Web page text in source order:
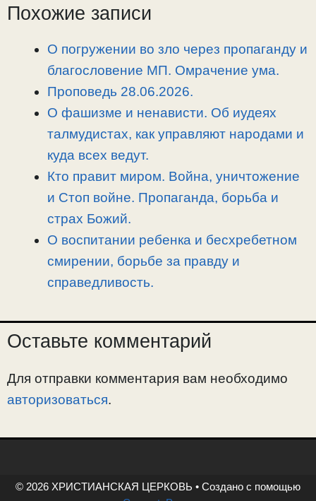
L
g
a
b
а
Похожие записи
О погружении во зло через пропаганду и
благословение МП. Омрачение ума.
Проповедь 28.06.2026.
О фашизме и ненависти. Об иудеях
талмудистах, как управляют народами и
куда всех ведут.
Кто правит миром. Война, уничтожение
и Стоп войне. Пропаганда, борьба и
страх Божий.
О воспитании ребенка и бесхребетном
смирении, борьбе за правду и
справедливость.
Оставьте комментарий
Для отправки комментария вам необходимо
авторизоваться.
© 2026 ХРИСТИАНСКАЯ ЦЕРКОВЬ • Создано с помощью